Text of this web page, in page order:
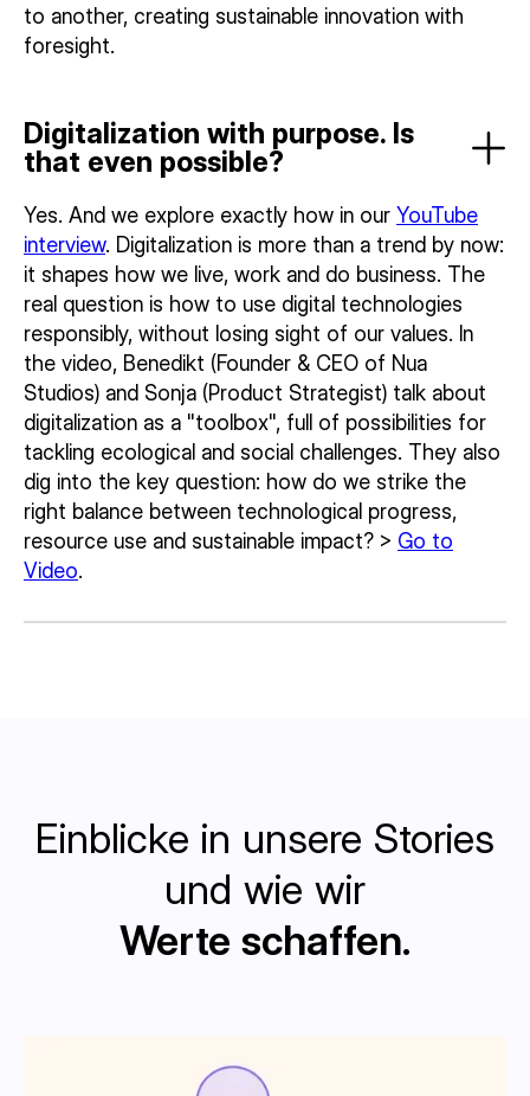
to another, creating sustainable innovation with
foresight.
Digitalization with purpose. Is
that even possible?
Yes. And we explore exactly how in our YouTube
interview. Digitalization is more than a trend by now:
it shapes how we live, work and do business. The
real question is how to use digital technologies
responsibly, without losing sight of our values. In
the video, Benedikt (Founder & CEO of Nua
Studios) and Sonja (Product Strategist) talk about
digitalization as a "toolbox", full of possibilities for
tackling ecological and social challenges. They also
dig into the key question: how do we strike the
right balance between technological progress,
resource use and sustainable impact? > Go to
Video.
Einblicke in unsere Stories
und wie wir
Werte schaffen.